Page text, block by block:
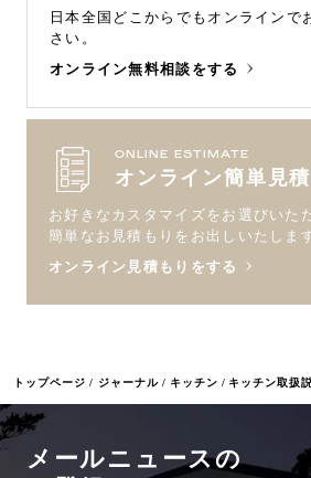
トップページ ジャーナル キッチン キッチン取扱
日本全国どこからでもオンラインで
さい。
オンライン無料相談をする
ONLINE ESTIMATE
オンライン簡単見積
お好きなカスタマイズをお選びいた
簡単なお見積もりをお出しいたしま
オンライン見積もりをする
メールニュースの